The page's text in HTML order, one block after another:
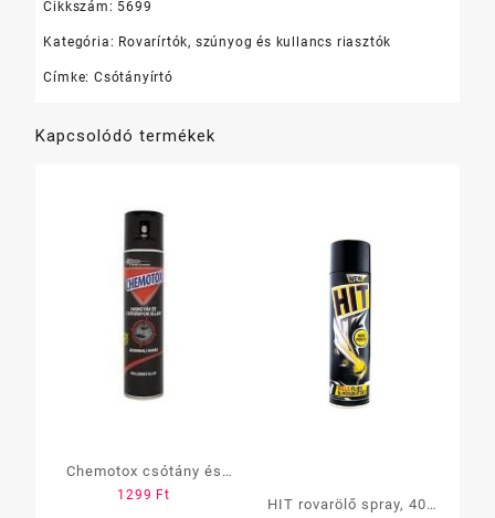
Cikkszám: 5699
Kategória: Rovarírtók, szúnyog és kullancs riasztók
Címke:Csótányírtó
Kapcsolódó termékek
Chemotox csótány és
hangyairtó 300 ml
1299 Ft
HIT rovarölő spray, 400